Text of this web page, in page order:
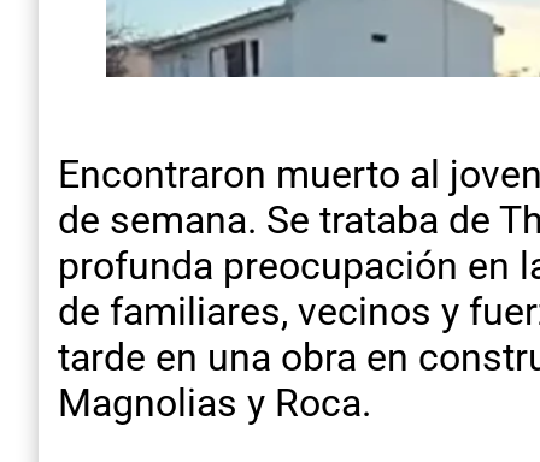
Encontraron muerto al
de semana. Se trataba de
profunda preocupación en
de familiares, vecinos y
tarde en una obra en
Magnolias y Roca.